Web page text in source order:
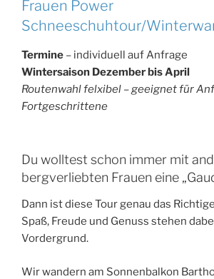
Frauen Power
Schneeschuhtour/
Termine – individuell auf Anfrage
Wintersaison Dezember bis April
Routenwahl felxibel – geeignet für
Fortgeschrittene
Du wolltest schon immer mit
bergverliebten Frauen eine
Dann ist diese Tour genau das
Spaß, Freude und Genuss stehen
Vordergrund.
Wir wandern am Sonnenbalkon